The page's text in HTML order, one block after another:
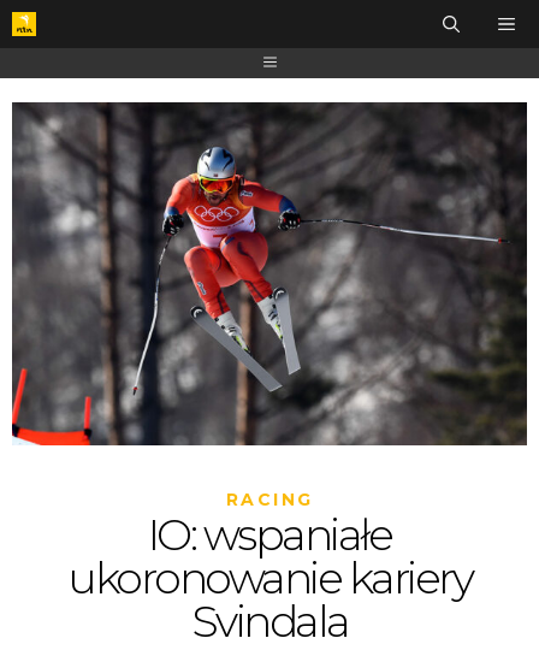
RACING
IO: wspaniałe
ukoronowanie kariery
Svindala